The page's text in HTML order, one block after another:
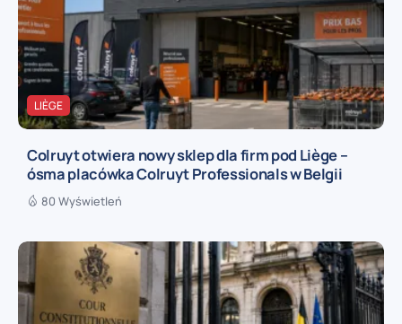
LIÈGE
Colruyt otwiera nowy sklep dla firm pod Liège –
ósma placówka Colruyt Professionals w Belgii
80 Wyświetleń